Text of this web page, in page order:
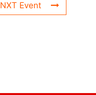
NXT Event